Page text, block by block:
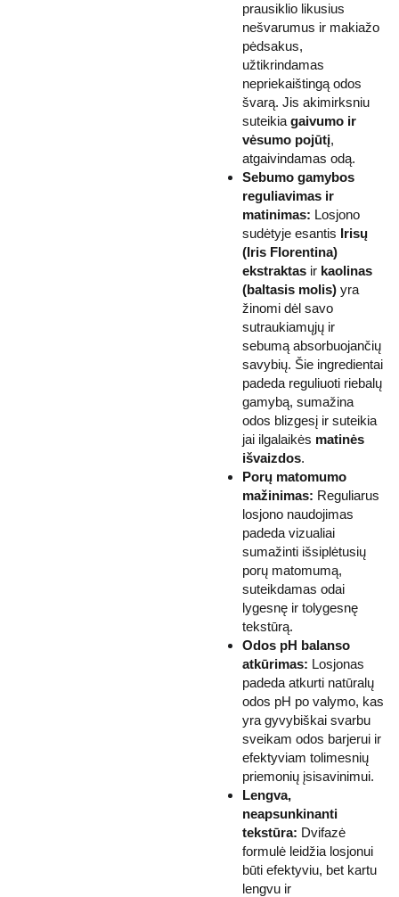
prausiklio likusius
nešvarumus ir makiažo
pėdsakus,
užtikrindamas
nepriekaištingą odos
švarą. Jis akimirksniu
suteikia gaivumo ir
vėsumo pojūtį,
atgaivindamas odą.
Sebumo gamybos
reguliavimas ir
matinimas: Losjono
sudėtyje esantis Irisų
(Iris Florentina)
ekstraktas ir kaolinas
(baltasis molis) yra
žinomi dėl savo
sutraukiamųjų ir
sebumą absorbuojančių
savybių. Šie ingredientai
padeda reguliuoti riebalų
gamybą, sumažina
odos blizgesį ir suteikia
jai ilgalaikės matinės
išvaizdos.
Porų matomumo
mažinimas: Reguliarus
losjono naudojimas
padeda vizualiai
sumažinti išsiplėtusių
porų matomumą,
suteikdamas odai
lygesnę ir tolygesnę
tekstūrą.
Odos pH balanso
atkūrimas: Losjonas
padeda atkurti natūralų
odos pH po valymo, kas
yra gyvybiškai svarbu
sveikam odos barjerui ir
efektyviam tolimesnių
priemonių įsisavinimui.
Lengva,
neapsunkinanti
tekstūra: Dvifazė
formulė leidžia losjonui
būti efektyviu, bet kartu
lengvu ir